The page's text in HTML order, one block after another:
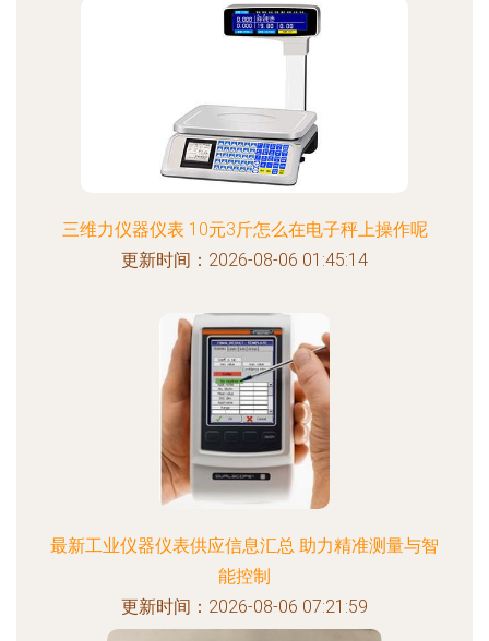
三维力仪器仪表 10元3斤怎么在电子秤上操作呢
更新时间：2026-08-06 01:45:14
最新工业仪器仪表供应信息汇总 助力精准测量与智
能控制
更新时间：2026-08-06 07:21:59